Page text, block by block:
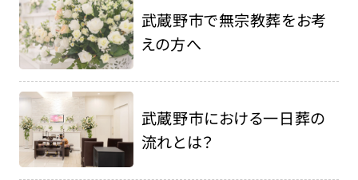
武蔵野市で無宗教葬をお考
えの方へ
武蔵野市における一日葬の
流れとは？